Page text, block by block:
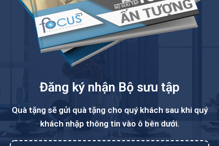
Đăng ký nhận Bộ sưu tập
Quà tặng sẽ gửi quà tặng cho quý khách sau khi quý
khách nhập thông tin vào ô bên dưới.